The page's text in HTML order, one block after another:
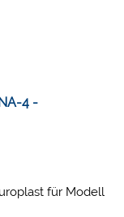
4 -
für Modell